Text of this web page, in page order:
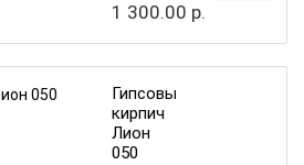
1 300.00 р.
Гипсовый
кирпич
Лион
050